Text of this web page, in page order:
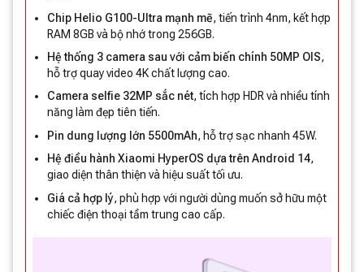
Chip Helio G100-Ultra mạnh mẽ, tiến trình 4nm, kết hợp
RAM 8GB và bộ nhớ trong 256GB.
Hệ thống 3 camera sau với cảm biến chính 50MP OIS,
hỗ trợ quay video 4K chất lượng cao.
Camera selfie 32MP sắc nét, tích hợp HDR và nhiều tính
năng làm đẹp tiên tiến.
Pin dung lượng lớn 5500mAh, hỗ trợ sạc nhanh 45W.
Hệ điều hành Xiaomi HyperOS dựa trên Android 14,
giao diện thân thiện và hiệu suất tối ưu.
Giá cả hợp lý, phù hợp với người dùng muốn sở hữu một
chiếc điện thoại tầm trung cao cấp.